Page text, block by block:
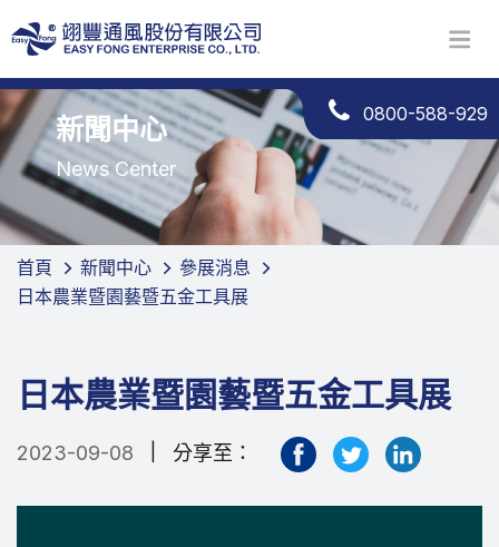
0800-588-929
新聞中心
News Center
首頁 新聞中心
參展消息
日本農業暨園藝暨五金工具展
日本農業暨園藝暨五金工具展
2023-09-08 分享至：